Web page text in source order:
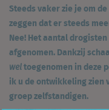
Steeds vaker zie je om
zeggen dat er steeds
Nee! Het aantal
afgenomen. Dankzij
weltoegenomen in deze
ik u de ontwikkeling zien
groep zelfstandigen.